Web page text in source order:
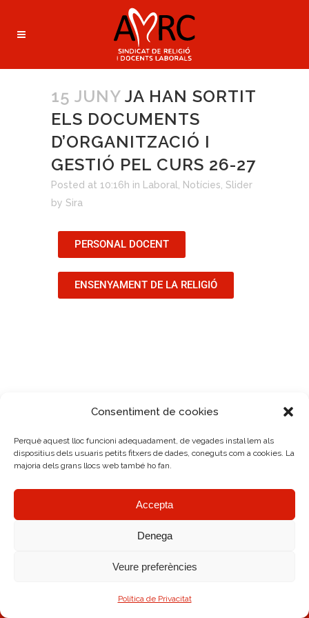
Consentiment de cookies
Perquè aquest lloc funcioni adequadament, de vegades instal·lem als
dispositius dels usuaris petits fitxers de dades, coneguts com a cookies. La
majoria dels grans llocs web també ho fan.
Accepta
Denega
Veure preferències
Política de Privacitat
15 JUNY JA HAN SORTIT
ELS DOCUMENTS
D’ORGANITZACIÓ I
GESTIÓ PEL CURS 26-27
Posted at 10:16h in Laboral Notícies Slider
by Sira
PERSONAL DOCENT
ENSENYAMENT DE LA RELIGIÓ
Diseño Web